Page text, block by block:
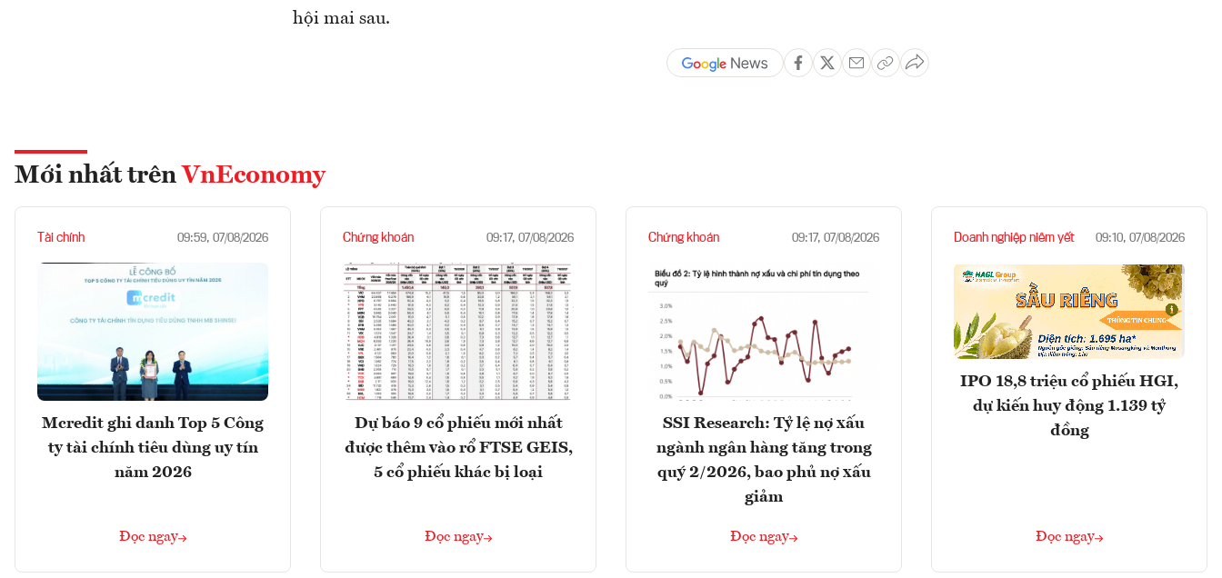
hội mai sau.
Mới nhất trên VnEconomy
Tài chính 09:59, 07/08/2026
Mcredit ghi danh Top 5 Công
ty tài chính tiêu dùng uy tín
năm 2026
Đọc ngay
Chứng khoán 09:17, 07/08/2026
Dự báo 9 cổ phiếu mới nhất
được thêm vào rổ FTSE GEIS,
5 cổ phiếu khác bị loại
Đọc ngay
Chứng khoán 09:17, 07/08/2026
SSI Research: Tỷ lệ nợ xấu
ngành ngân hàng tăng trong
quý 2/2026, bao phủ nợ xấu
giảm
Đọc ngay
Doanh nghiệp niêm yết 09:10, 07/08/2026
IPO 18,8 triệu cổ phiếu HGI,
dự kiến huy động 1.139 tỷ
đồng
Đọc ngay